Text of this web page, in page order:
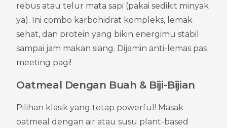
rebus atau telur mata sapi (pakai sedikit minyak
ya). Ini combo karbohidrat kompleks, lemak
sehat, dan protein yang bikin energimu stabil
sampai jam makan siang. Dijamin anti-lemas pas
meeting pagi!
Oatmeal Dengan Buah & Biji-Bijian
Pilihan klasik yang tetap powerful! Masak
oatmeal dengan air atau susu plant-based